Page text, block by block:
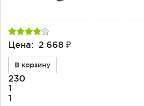
Цена: 2 668 ₽
В корзину
230
1
1